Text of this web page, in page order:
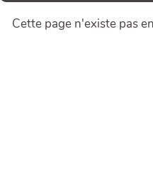
Cette page n'existe pas